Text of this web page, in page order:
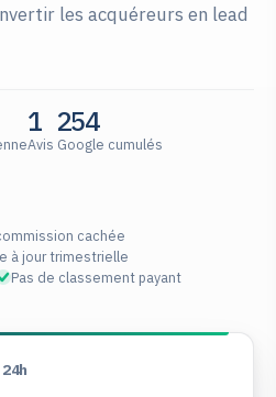
les acquéreurs en lead
1 254
Avis Google cumulés
cachée
à jour trimestrielle
Pas de classement payant